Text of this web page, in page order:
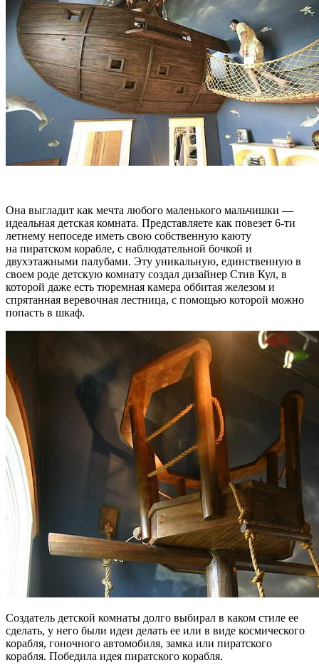
Она выгладит как мечта любого маленького мальчишки —
идеальная детская комната. Представляете как повезет 6-ти
летнему непоседе иметь свою собственную каюту
на пиратском корабле, с наблюдательной бочкой и
двухэтажными палубами. Эту уникальную, единственную в
своем роде детскую комнату создал дизайнер Стив Кул, в
которой даже есть тюремная камера оббитая железом и
спрятанная веревочная лестница, с помощью которой можно
попасть в шкаф.
Создатель детской комнаты долго выбирал в каком стиле ее
сделать, у него были идеи делать ее или в виде космического
корабля, гоночного автомобиля, замка или пиратского
корабля. Победила идея пиратского корабля.